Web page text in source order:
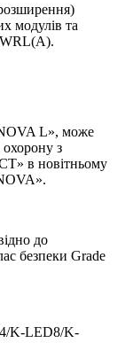
модулів та
L», може
охорону з
в новітньому
до
безпеки Grade
K-LED8/K-